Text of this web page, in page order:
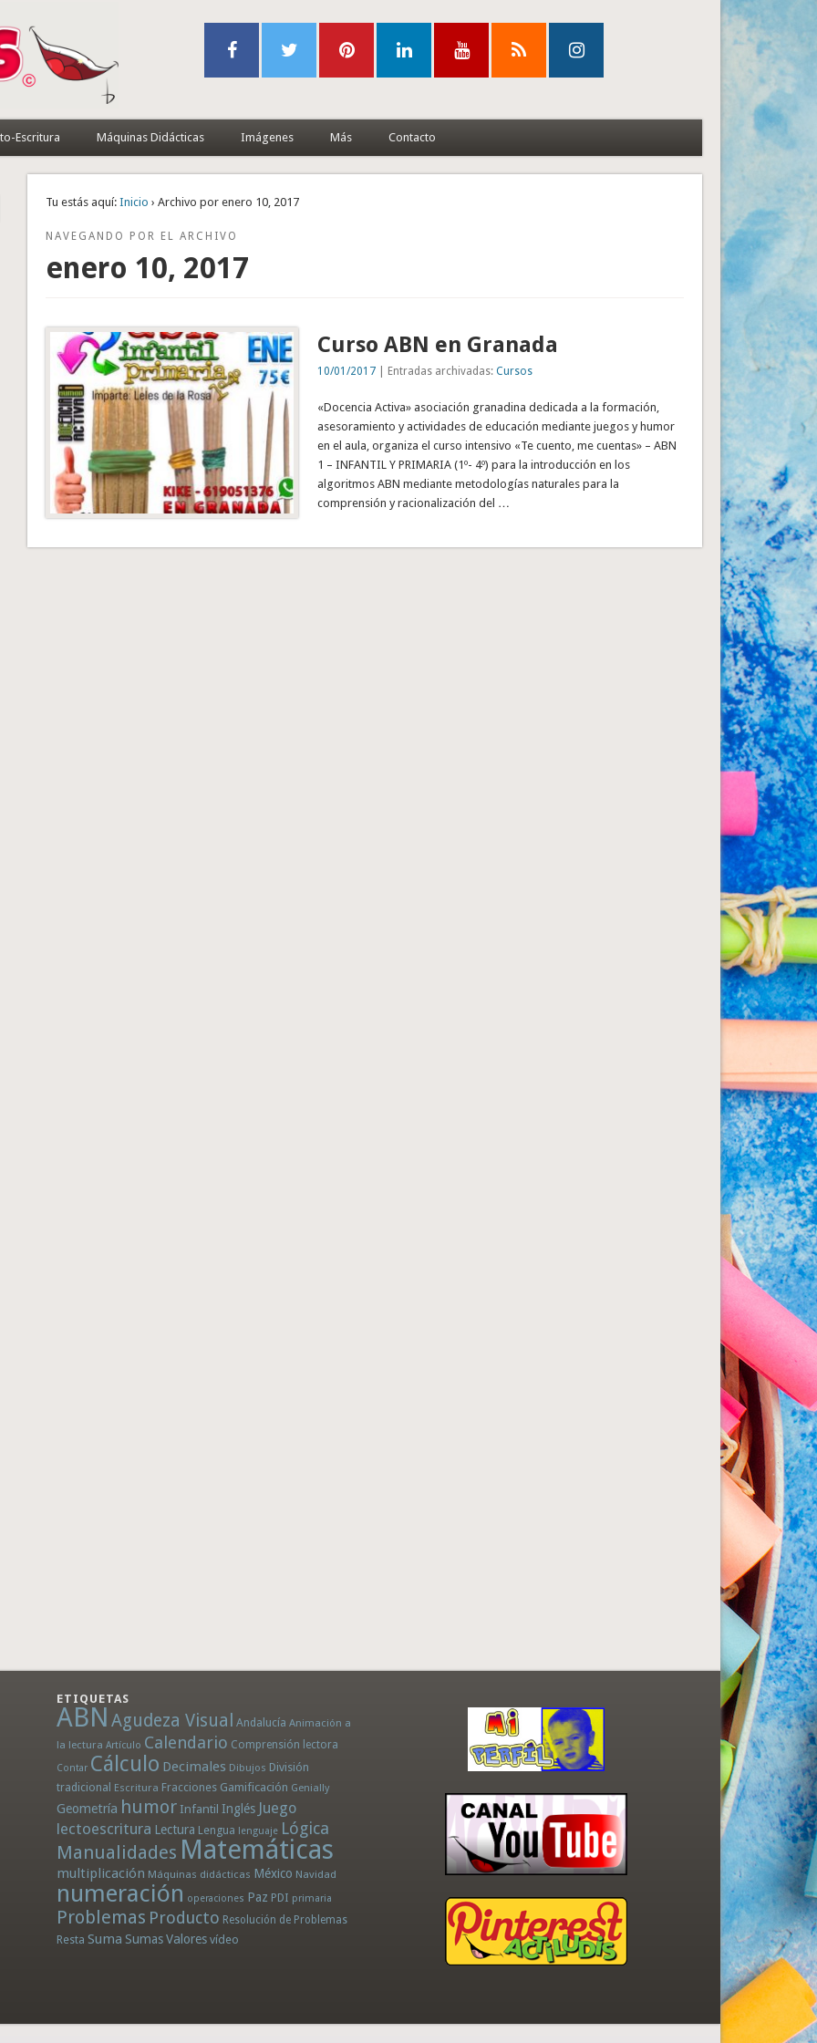
Escritura Máquinas Didácticas Imágenes Más Contacto
Tu estás aquí: Inicio › Archivo por enero 10, 2017
NAVEGANDO POR EL ARCHIVO
enero 10, 2017
Curso ABN en Granada
10/01/2017| Entradas archivadas: Cursos
«Docencia Activa» asociación granadina dedicada a la formación,
asesoramiento y actividades de educación mediante juegos y humor
en el aula, organiza el curso intensivo «Te cuento, me cuentas» – ABN
1 – INFANTIL Y PRIMARIA (1º- 4º) para la introducción en los
algoritmos ABN mediante metodologías naturales para la
comprensión y racionalización del …
ETIQUETAS
ABN Agudeza Visual Andalucía Animación a
la lectura Artículo Calendario Comprensión lectora
Contar Cálculo Decimales Dibujos División
tradicional Escritura Fracciones Gamificación Genially
Geometría humor Infantil Inglés Juego
lectoescritura Lectura Lengua lenguaje Lógica
Manualidades Matemáticas
multiplicación Máquinas didácticas México Navidad
numeración operaciones Paz PDI primaria
Problemas Producto Resolución de Problemas
Resta Suma SumasValores vídeo